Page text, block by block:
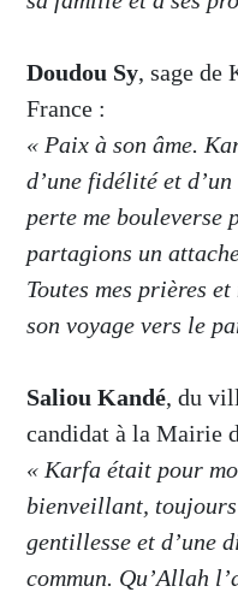
Doudou Sy, sage de
France :
« Paix à son âme.
d’une fidélité et
perte me bouleverse
partagions un
Toutes mes prières
son voyage vers le
Saliou Kandé, du
candidat à la Mairie
« Karfa était pour
bienveillant,
gentillesse et d’une
commun. Qu’Allah